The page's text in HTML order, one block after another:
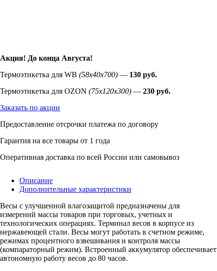
Акция! До конца Августа!
Термоэтикетка для WB (58х40х700) — 130 руб.
Термоэтикетка для OZON (75х120х300) — 230 руб.
Заказать по акции
Предоставление отсрочки платежа по договору
Гарантия на все товары от 1 года
Оперативная доставка по всей России или самовывоз
Описание
Дополнительные характеристики
Весы с улучшенной влагозащитой предназначены для
измерений массы товаров при торговых, учетных и
технологических операциях. Терминал весов в корпусе из
нержавеющей стали. Весы могут работать в счетном режиме,
режимах процентного взвешивания и контроля массы
(компараторный режим). Встроенный аккумулятор обеспечивает
автономную работу весов до 80 часов.